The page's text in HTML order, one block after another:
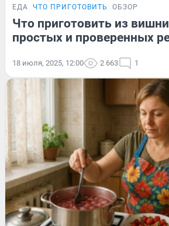
ЕДА ЧТО ПРИГОТОВИТЬ ОБЗОР
Что приготовить из
простых и проверенных
18 июля, 2025, 12:00 2 663 1